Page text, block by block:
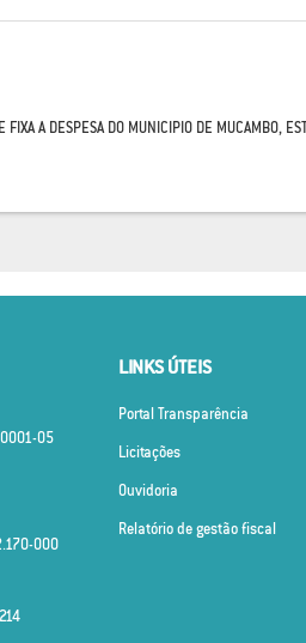
FIXA A DESPESA DO MUNICIPIO DE MUCAMBO,
0001­-05
000
LINKS ÚTEIS
Portal Transparência
Licitações
Ouvidoria
Relatório de gestão fiscal